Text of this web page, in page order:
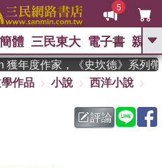
5
GO
：東野圭吾 、 高希均教授回憶錄
暑期推薦 、 國際布克
方念華 、 台灣的李
簡體 三民東大 電子書 親子
年度作家，《史坎德》系列帶
作品 小說
西洋小說
評論